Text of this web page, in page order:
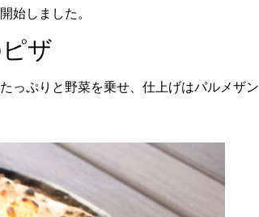
始しました。
ザ
っぷりと野菜を乗せ、仕上げはパルメザン